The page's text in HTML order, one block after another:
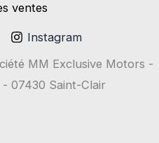
ventes
Instagram
MM Exclusive Motors -
- 07430 Saint-Clair